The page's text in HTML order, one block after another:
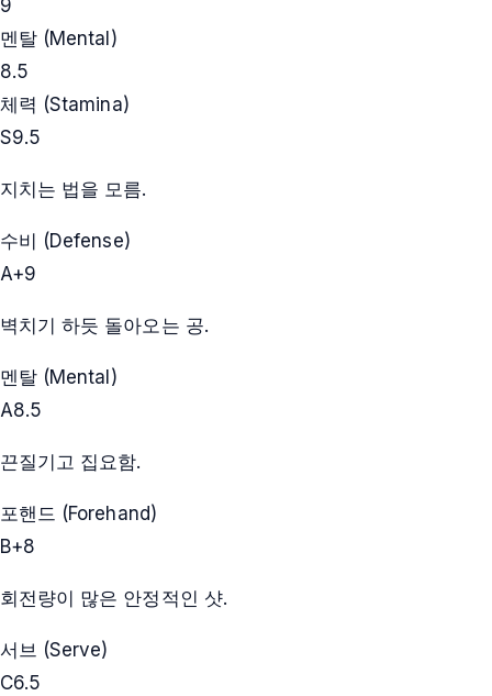
9
멘탈 (Mental)
8.5
체력 (Stamina)
S9.5
지치는 법을 모름.
수비 (Defense)
A+9
벽치기 하듯 돌아오는 공.
멘탈 (Mental)
A8.5
끈질기고 집요함.
포핸드 (Forehand)
B+8
회전량이 많은 안정적인 샷.
서브 (Serve)
C6.5